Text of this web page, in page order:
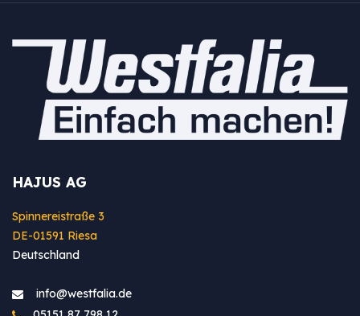
HAJUS AG
Spinnereistraße 3
DE-01591 Riesa
Deutschland
info@westfa​lia.de